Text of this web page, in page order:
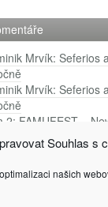
Souhlas s
našich
Mrvík: Seferios
Mrvík: Seferios
2: FAMUFEST –
1: Ji.hlava –
4: Very Merry Arts –